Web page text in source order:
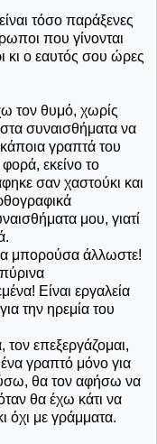
τόσο παράξενες
που γίνονται
κι ο εαυτός σου ώρες
τον θυμό, χωρίς
συναισθήματα να
γραπτά του
εκείνο το
σαν χαστούκι και
μου, γιατί
μπορούσα άλλωστε!
Είναι εργαλεία
την ηρεμία του
επεξεργάζομαι,
γραπτό μόνο για
θα τον αφήσω να
θα έχω κάτι να
όχι με γράμματα.